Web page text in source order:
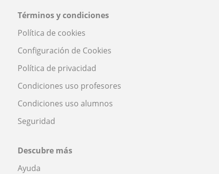
Términos y condiciones
Política de cookies
Configuración de Cookies
Política de privacidad
Condiciones uso profesores
Condiciones uso alumnos
Seguridad
Descubre más
Ayuda